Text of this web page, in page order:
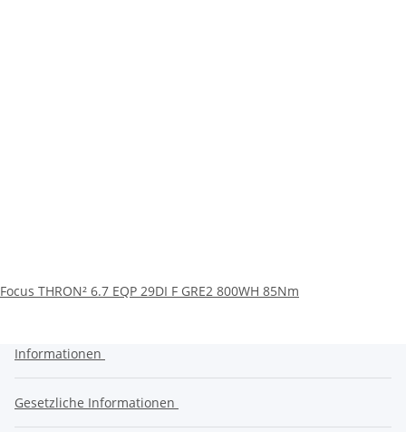
Focus THRON² 6.7 EQP 29DI F GRE2 800WH 85Nm
Informationen
Gesetzliche Informationen